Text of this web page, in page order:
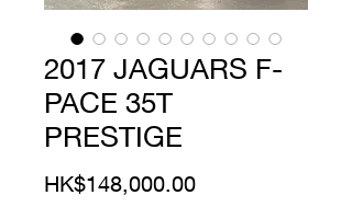
2017 JAGUARS F-
PACE 35T
PRESTIGE
HK$148,000.00Price